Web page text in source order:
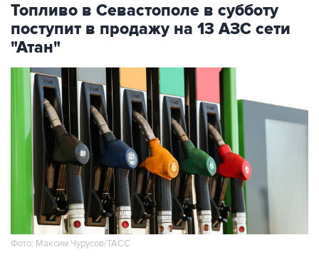
Топливо в Севастополе в субботу
поступит в продажу на 13 АЗС сети
"Атан"
Фото: Максим Чурусов/ТАСС